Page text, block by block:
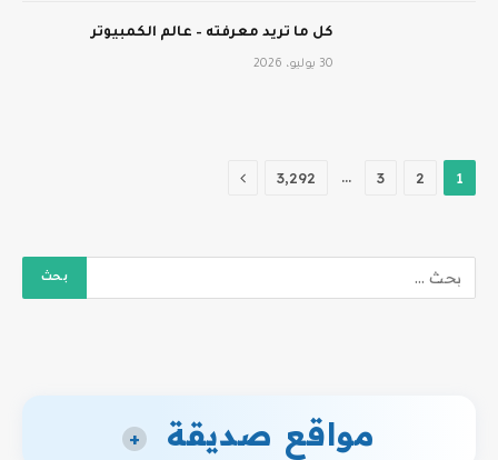
كل ما تريد معرفته – عالم الكمبيوتر
30 يوليو، 2026
1
2
3
… 3٬292 التالي
مواقع صديقة +